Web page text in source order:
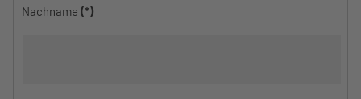
Nachname (*)